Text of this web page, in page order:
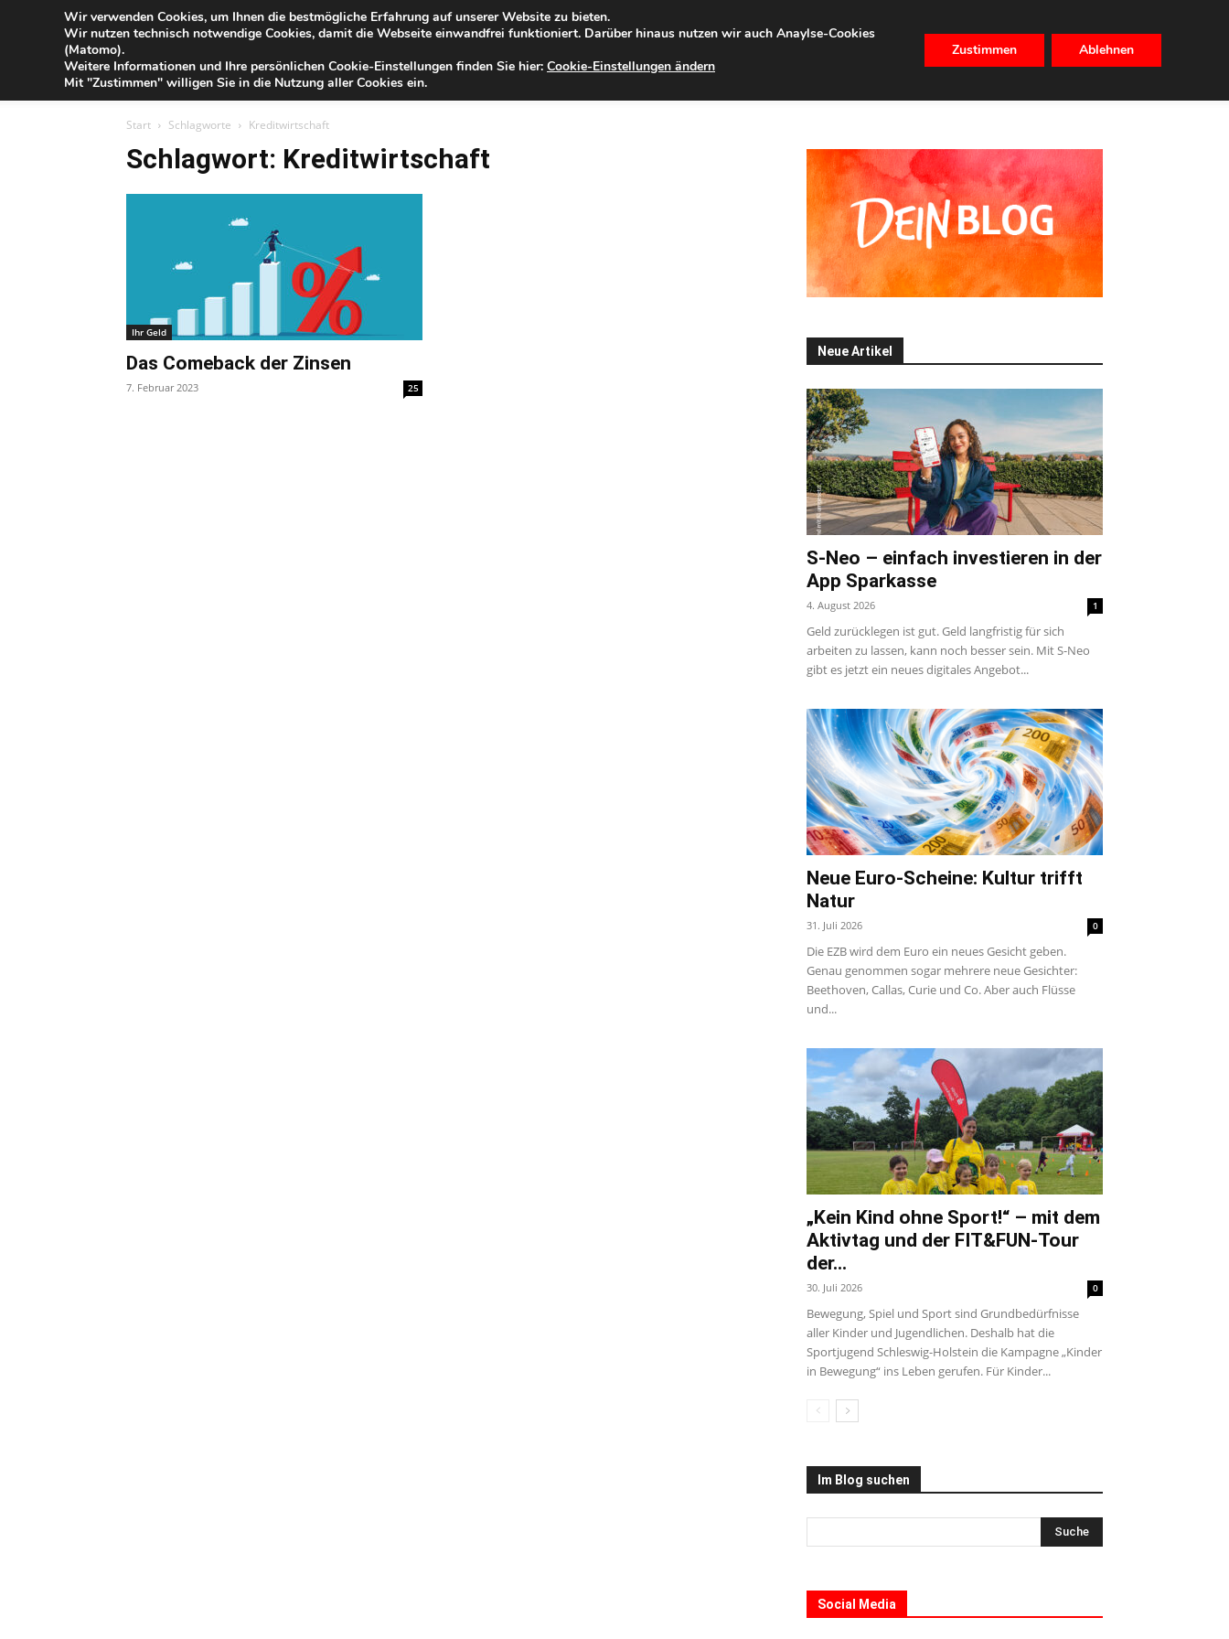
Blog
der
Sparkasse
Freitag, 07.08.2026 Zur Internet-Filiale der Förde Sparkasse
IHR GELD IHRE REGION WERTPAPIERE FIRMENKUNDEN IMMOBILIEN
Start Schlagworte Kreditwirtschaft
Schlagwort: Kreditwirtschaft
Ihr Geld
Das Comeback der Zinsen
7. Februar 2023 25
Neue Artikel
S-Neo – einfach investieren in der
App Sparkasse
4. August 2026 1
Geld zurücklegen ist gut. Geld langfristig für sich
arbeiten zu lassen, kann noch besser sein. Mit S-Neo
gibt es jetzt ein neues digitales Angebot...
Neue Euro-Scheine: Kultur trifft
Natur
31. Juli 2026 0
Die EZB wird dem Euro ein neues Gesicht geben.
Genau genommen sogar mehrere neue Gesichter:
Beethoven, Callas, Curie und Co. Aber auch Flüsse
und...
„Kein Kind ohne Sport!“ – mit dem
Aktivtag und der FIT&FUN-Tour
der...
30. Juli 2026 0
Bewegung, Spiel und Sport sind Grundbedürfnisse
aller Kinder und Jugendlichen. Deshalb hat die
Sportjugend Schleswig-Holstein die Kampagne „Kinder
in Bewegung“ ins Leben gerufen. Für Kinder...
Im Blog suchen
Social Media
Wir verwenden Cookies, um Ihnen die bestmögliche Erfahrung auf unserer Website zu bieten.
Wir nutzen technisch notwendige Cookies, damit die Webseite einwandfrei funktioniert. Darüber hinaus nutzen wir auch Anaylse-Cookies
(Matomo).
Weitere Informationen und Ihre persönlichen Cookie-Einstellungen finden Sie hier: Cookie-Einstellungen ändern
Mit "Zustimmen" willigen Sie in die Nutzung aller Cookies ein.
Zustimmen Ablehnen